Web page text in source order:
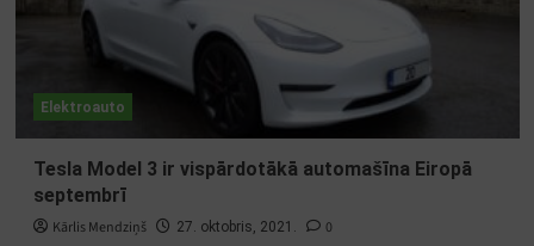
Elektroauto
Tesla Model 3 ir vispārdotākā automašīna Eiropā
septembrī
Kārlis Mendziņš 27. oktobris, 2021. 0